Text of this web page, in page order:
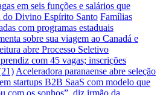
em seis funções e salários que
do Divino Espírito Santo Famílias
com programas estaduais
sobre sua viagem ao Canadá e
abre Processo Seletivo
com 45 vagas; inscrições
Aceleradora paranaense abre seleção
startups B2B SaaS com modelo que
com os sonhos”, diz irmão da